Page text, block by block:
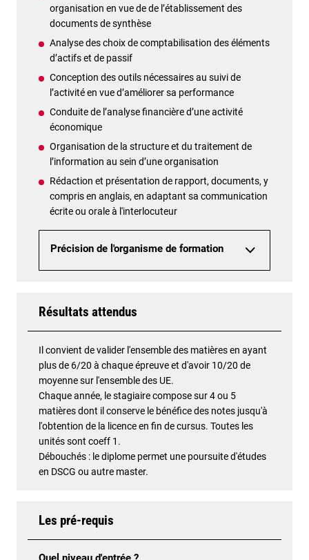
organisation en vue de de l’établissement des
documents de synthèse
Analyse des choix de comptabilisation des éléments
d’actifs et de passif
Conception des outils nécessaires au suivi de
l’activité en vue d’améliorer sa performance
Conduite de l’analyse financière d’une activité
économique
Organisation de la structure et du traitement de
l’information au sein d’une organisation
Rédaction et présentation de rapport, documents, y
compris en anglais, en adaptant sa communication
écrite ou orale à l'interlocuteur
Précision de l'organisme de formation
Résultats attendus
Il convient de valider l'ensemble des matières en ayant
plus de 6/20 à chaque épreuve et d'avoir 10/20 de
moyenne sur l'ensemble des UE.
Chaque année, le stagiaire compose sur 4 ou 5
matières dont il conserve le bénéfice des notes jusqu'à
l'obtention de la licence en fin de cursus. Toutes les
unités sont coeff 1.
Débouchés : le diplome permet une poursuite d'études
en DSCG ou autre master.
Les pré-requis